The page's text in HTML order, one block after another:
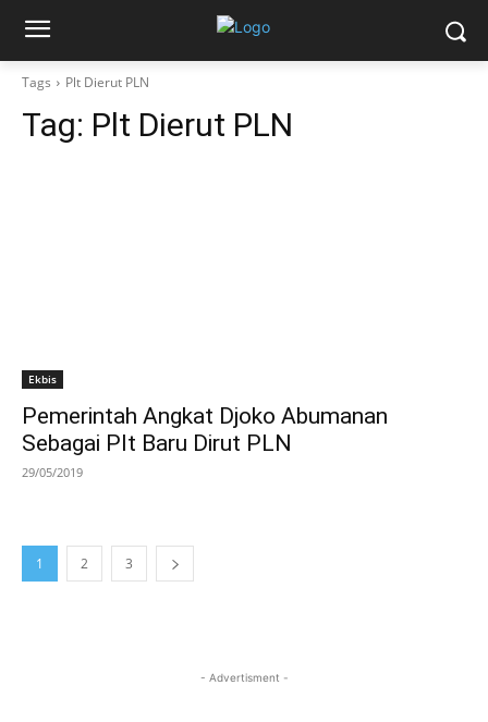
Tags Plt Dierut PLN
Tag: Plt Dierut PLN
Ekbis
Pemerintah Angkat Djoko Abumanan
Sebagai Plt Baru Dirut PLN
29/05/2019
1 2 3
- Advertisment -